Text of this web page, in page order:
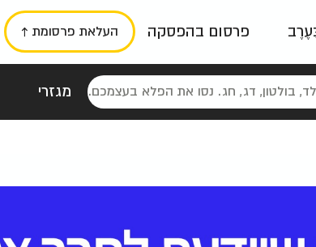
פרסום בהפסקה העלאת פרסומת ↑
מגזרי
כרזות טיפוגרפי